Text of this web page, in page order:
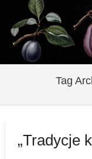
Tag
„Tradycje